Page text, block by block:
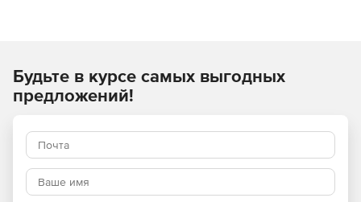
Преимущества Dr.Web Desktop
Наличие сертификатов
Dr.Web Desktop Security Suite имеет сертификаты
соответствия ФСТЭК России и ФСБ. Это означает, что
Будьте в курсе самых выгодных
предложений!